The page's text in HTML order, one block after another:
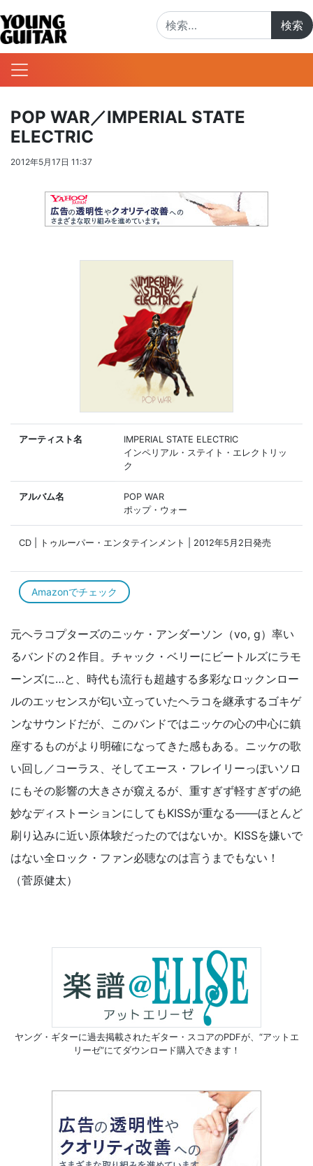
POP WAR／IMPERIAL STATE
ELECTRIC
2012年5月17日 11:37
アーティスト名
IMPERIAL STATE ELECTRIC
インペリアル・ステイト・エレクトリッ
ク
アルバム名
POP WAR
ポップ・ウォー
CD | トゥルーパー・エンタテインメント | 2012年5月2日発売
Amazonでチェック
元ヘラコプターズのニッケ・アンダーソン（vo, g）率い
るバンドの２作目。チャック・ベリーにビートルズにラモ
ーンズに…と、時代も流行も超越する多彩なロックンロー
ルのエッセンスが匂い立っていたヘラコを継承するゴキゲ
ンなサウンドだが、このバンドではニッケの心の中心に鎮
座するものがより明確になってきた感もある。ニッケの歌
い回し／コーラス、そしてエース・フレイリーっぽいソロ
にもその影響の大きさが窺えるが、重すぎず軽すぎずの絶
妙なディストーションにしてもKISSが重なる——ほとんど
刷り込みに近い原体験だったのではないか。KISSを嫌いで
はない全ロック・ファン必聴なのは言うまでもない！
（菅原健太）
ヤング・ギターに過去掲載されたギター・スコアのPDFが、 “アットエ
リーゼ”にてダウンロード購入できます！